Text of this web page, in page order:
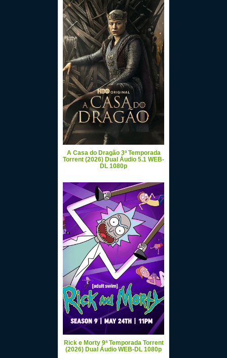
A Casa do Dragão 3ª Temporada
Torrent (2026) Dual Áudio 5.1 WEB-
DL 1080p
Rick e Morty 9ª Temporada Torrent
(2026) Dual Áudio WEB-DL 1080p